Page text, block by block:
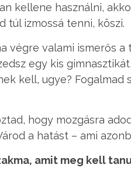
kellene használni,
túl izmossá tenni, köszi.
végre valami ismerős a
egy kis
kell, ugye?
hogy mozgásra
a hatást – ami
amit meg kell